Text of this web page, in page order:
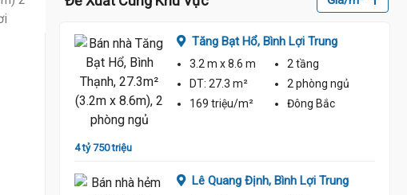
4 tỷ 750 triệu
Tăng Bạt Hổ, Bình Lợi Trung
3.2 m x 8.6 m
2 tầng
DT: 27.3 m² 2 phòng ngủ
169 triệu/m²
Đông Bắc
Lê Quang Định, Bình Lợi Trung